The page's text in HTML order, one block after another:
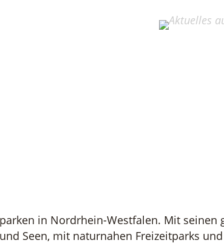
in Nordrhein-Westfalen. Mit seinen
Seen, mit naturnahen Freizeitparks